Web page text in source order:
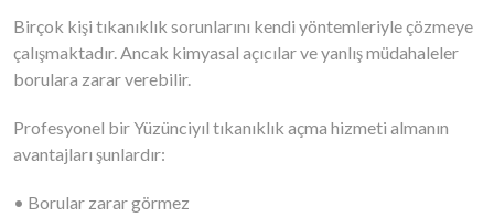
Birçok kişi tıkanıklık sorunlarını kendi yöntemleriyle çözmeye
çalışmaktadır. Ancak kimyasal açıcılar ve yanlış müdahaleler
borulara zarar verebilir.
Profesyonel bir Yüzünciyıl tıkanıklık açma hizmeti almanın
avantajları şunlardır:
• Borular zarar görmez